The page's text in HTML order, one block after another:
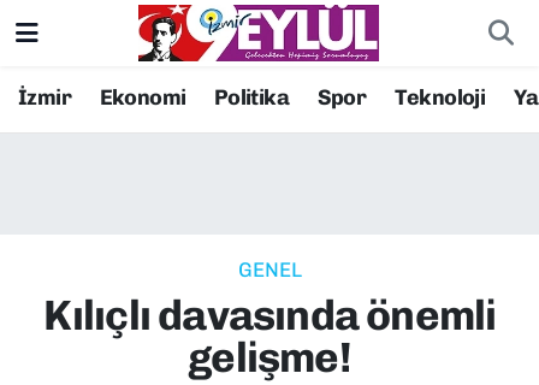
İzmir Ekonomi Politika Spor Teknoloji
GENEL
Kılıçlı davasında önemli
gelişme!
Resmi İlanlar
EKONOMİ
Konak Nöbetçi Eczaneler
Süper Lig Puan Durumu ve Fikstür
Tüm Manşetler